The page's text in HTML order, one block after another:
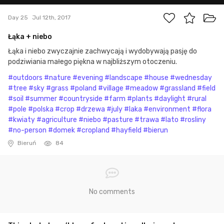
Day 25 Jul 12th, 2017
Łąka + niebo
Łąka i niebo zwyczajnie zachwycają i wydobywają pasję do
podziwiania małego piękna w najbliższym otoczeniu.
#outdoors #nature #evening #landscape #house #wednesday
#tree #sky #grass #poland #village #meadow #grassland #field
#soil #summer #countryside #farm #plants #daylight #rural
#pole #polska #crop #drzewa #july #laka #environment #flora
#kwiaty #agriculture #niebo #pasture #trawa #lato #rosliny
#no-person #domek #cropland #hayfield #bierun
Bieruń 84
No comments